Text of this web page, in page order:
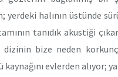
yerdeki halının üstünde
tanıdık akustiği
dizinin bize neden
evlerden alıyor;